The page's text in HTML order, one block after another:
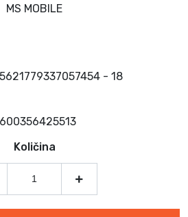
MS MOBILE
- 18
Količina